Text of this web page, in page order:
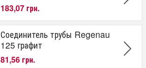
183,07 грн.
Соединитель трубы Regenau
125 графит
81,56 грн.